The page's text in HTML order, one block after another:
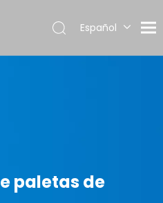
Español
paletas de